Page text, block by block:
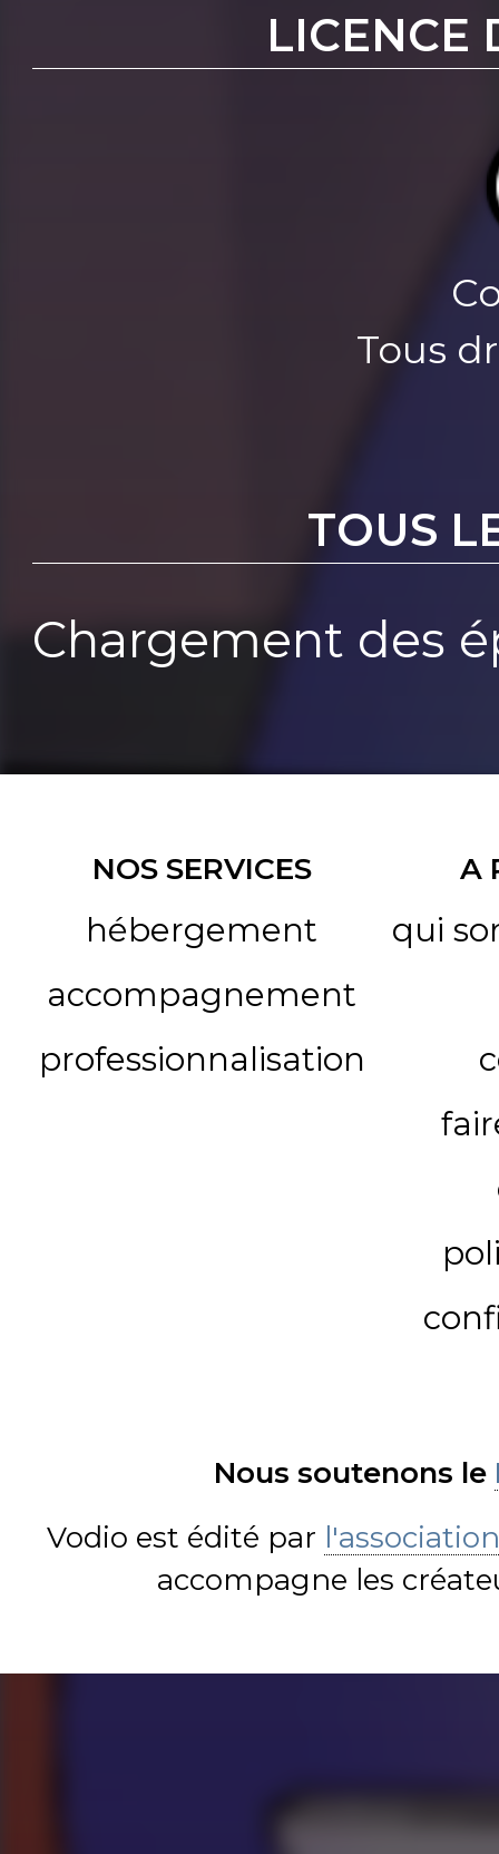
LICENCE
Tous
TOUS
Chargement des
NOS SERVICES
hébergement
accompagnement
professionnalisation
A
qui